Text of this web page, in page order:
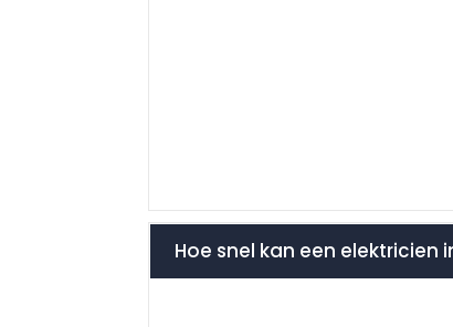
Hoe snel kan een elektricien